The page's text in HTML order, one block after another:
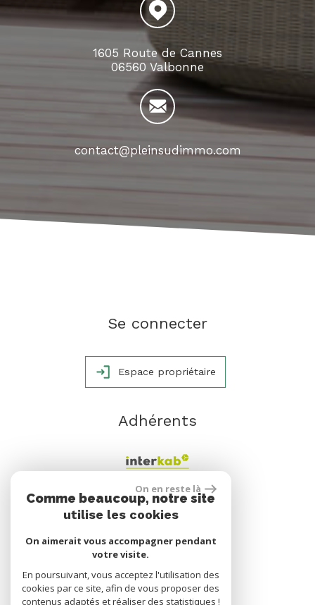
1605 Route de Cannes
06560 Valbonne
contact@pleinsudimmo.com
Adhérents
Se connecter
Espace propriétaire
réalisé par
On en reste là
Comme beaucoup, notre site
utilise les cookies
On aimerait vous accompagner pendant
votre visite.
En poursuivant, vous acceptez l'utilisation des
cookies par ce site, afin de vous proposer des
contenus adaptés et réaliser des statistiques !